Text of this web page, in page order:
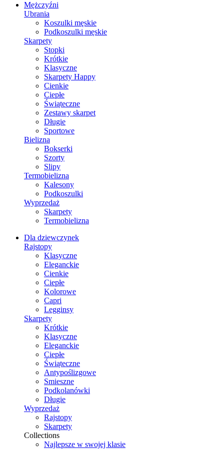
Mężczyźni
Ubrania
Koszulki męskie
Podkoszulki męskie
Skarpety
Stopki
Krótkie
Klasyczne
Skarpety Happy
Cienkie
Ciepłe
Świąteczne
Zestawy skarpet
Długie
Sportowe
Bielizna
Bokserki
Szorty
Slipy
Termobielizna
Kalesony
Podkoszulki
Wyprzedaż
Skarpety
Termobielizna
Dla dziewczynek
Rajstopy
Klasyczne
Eleganckie
Cienkie
Ciepłe
Kolorowe
Capri
Legginsy
Skarpety
Krótkie
Klasyczne
Eleganckie
Ciepłe
Świąteczne
Antypoślizgowe
Smieszne
Podkolanówki
Długie
Wyprzedaż
Rajstopy
Skarpety
Collections
Najlepsze w swojej klasie